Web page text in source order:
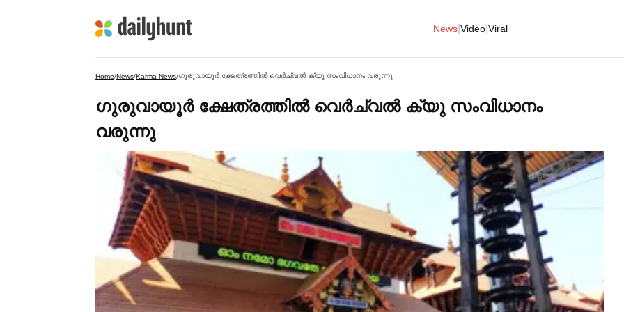
News Video Viral
Home/News/Karma News/ഗുരുവായൂര്‍ ക്ഷേത്രത്തില്‍ വെര്‍ച്വല്‍ ക്യു സംവിധാനം വരുന്നു
ഗുരുവായൂര്‍ ക്ഷേത്രത്തില്‍ വെര്‍ച്വല്‍ ക്യു സംവിധാനം
വരുന്നു